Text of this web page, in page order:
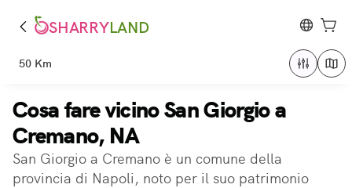
SHARRYLAND
50 Km
Cosa fare vicino San Giorgio a
Cremano, NA
San Giorgio a Cremano è un comune della
provincia di Napoli, noto per il suo patrimonio